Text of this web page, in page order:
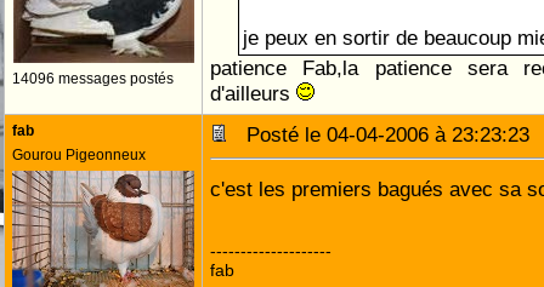
14096 messages postés
je peux en sortir de beaucoup
patience Fab,la patience sera
d'ailleurs
fab
Gourou Pigeonneux
Posté le 04-04-2006 à
c'est les premiers bagués avec sa
--------------------
fab